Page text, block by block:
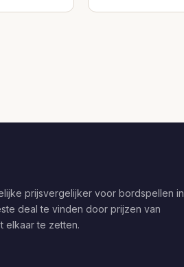
prijsvergelijker voor bordspellen in
deal te vinden door prijzen van
elkaar te zetten.